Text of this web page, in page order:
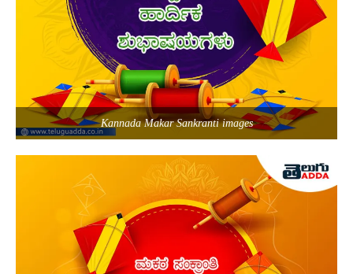
Kannada Makar Sankranti images